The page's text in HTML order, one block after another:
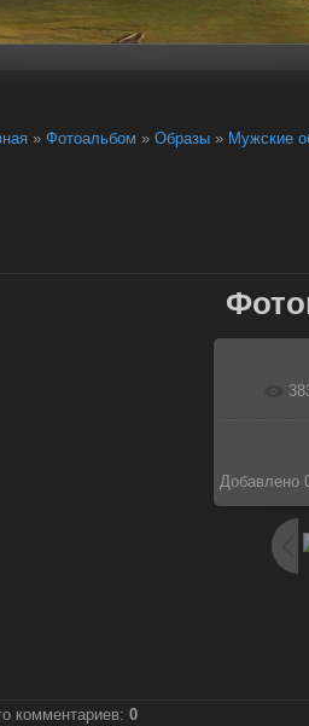
» Фотоальбом » Образы » Мужские
Добавлено
комментариев: 0